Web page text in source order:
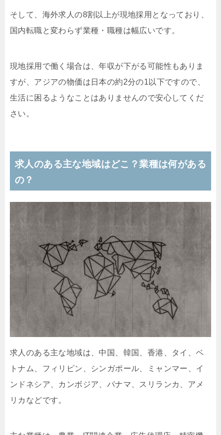
そして、海外求人の8割以上が現地採用となっており、
国内転職と変わらず業種・職種は幅広いです。
現地採用で働く場合は、年収が下がる可能性もありま
すが、アジアの物価は日本の約2分の1以下ですので、
生活に困るようなことはありませんので安心してくだ
さい。
求人のある主な地域はどこ？業種は何がある
の？
求人のある主な地域は、中国、韓国、香港、タイ、ベ
トナム、フィリピン、シンガポール、ミャンマー、イ
ンドネシア、カンボジア、パナマ、スリランカ、アメ
リカなどです。